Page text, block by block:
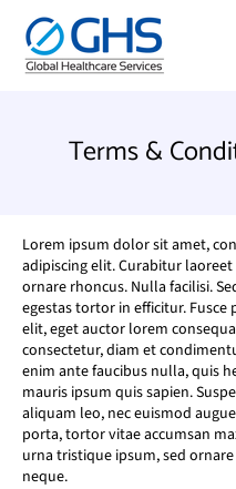
Terms &
Lorem ipsum dolor sit amet,
adipiscing elit. Curabitur
ornare rhoncus. Nulla facilisi.
egestas tortor in efficitur.
elit, eget auctor lorem
consectetur, diam et
enim ante faucibus nulla, quis
mauris ipsum quis sapien.
aliquam leo, nec euismod
porta, tortor vitae accumsan
urna tristique ipsum, sed
neque.